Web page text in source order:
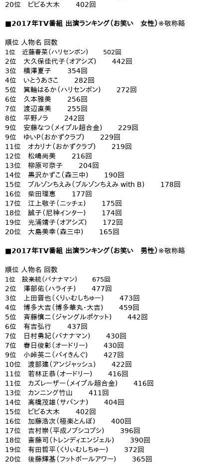
20位 ビビる大木 402回
■2017年TV番組 出演ランキング（お笑い 女性）※敬称略
順位 人物名 回数
1位 近藤春菜（ハリセンボン) 502回
2位 大久保佳代子（オアシズ) 442回
3位 横澤夏子 354回
4位 いとうあさこ 282回
5位 箕輪はるか（ハリセンボン) 272回
6位 久本雅美 256回
7位 渡辺直美 255回
8位 平野ノラ 242回
9位 安藤なつ（メイプル超合金) 229回
9位 ゆいP（おかずクラブ) 229回
11位 オカリナ（おかずクラブ) 219回
12位 松嶋尚美 216回
13位 柳原可奈子 204回
14位 黒沢かずこ（森三中) 190回
15位 ブルゾンちえみ（ブルゾンちえみ with B) 178回
16位 柴田理恵 177回
17位 江上敬子（ニッチェ) 175回
18位 誠子（尼神インター) 174回
19位 光浦靖子（オアシズ) 172回
20位 大島美幸（森三中) 165回
■2017年TV番組 出演ランキング（お笑い 男性）※敬称略
順位 人物名 回数
1位 設楽統（バナナマン) 675回
2位 澤部佑（ハライチ) 477回
3位 上田晋也（くりぃむしちゅー) 473回
4位 博多大吉（博多華丸・大吉) 459回
5位 斉藤慎二（ジャングルポケット) 442回
6位 有吉弘行 437回
7位 日村勇紀（バナナマン) 430回
7位 春日俊彰（オードリー) 430回
9位 小峠英二（バイきんぐ) 427回
10位 渡部建（アンジャッシュ) 422回
11位 若林正恭（オードリー) 416回
11位 カズレーザー（メイプル超合金) 416回
13位 カンニング竹山 411回
14位 高橋茂雄（サバンナ) 404回
15位 ビビる大木 402回
16位 加藤浩次（極楽とんぼ) 400回
17位 吉村崇（平成ノブシコブシ) 396回
18位 斎藤司（トレンディエンジェル) 390回
19位 有田哲平（くりぃむしちゅー) 372回
20位 後藤輝基（フットボールアワー) 365回